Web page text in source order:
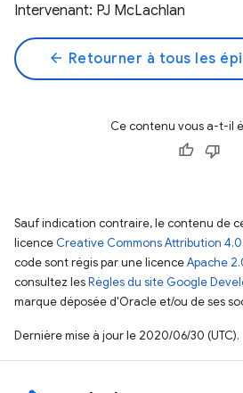
Intervenant: PJ McLachlan
arrow_back Retourner à tous les
Ce contenu vous a-t-il
Sauf indication contraire, le contenu de
licence Creative Commons Attribution 4.0
code sont régis par une licenceApache
consultez lesRègles du site Google
marque déposée d'Oracle et/ou de ses
Dernière mise à jour le 2020/06/30 (UTC).